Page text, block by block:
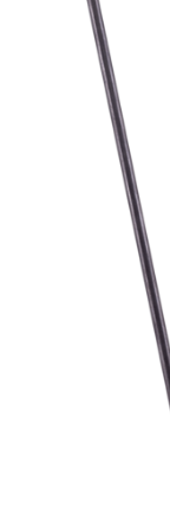
Afrastering wolven
Elektrische
Beschermnetten
Afrastering